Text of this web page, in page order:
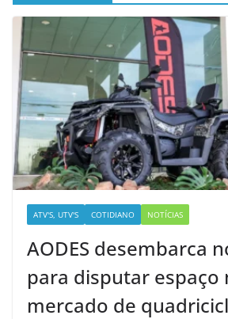
ATV'S, UTV'S COTIDIANO NOTÍCIAS
AODES desembarca
para disputar espaço
mercado de